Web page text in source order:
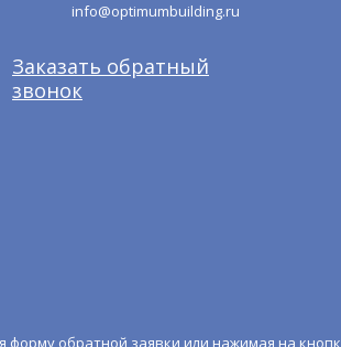
info@optimumbuilding.ru
Заказать обратный
звонок
форму обратной заявки или нажимая на